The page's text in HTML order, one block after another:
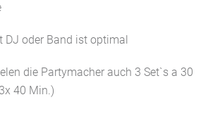
DJ oder Band ist optimal
die Partymacher auch 3 Set`s a 30
40 Min.)